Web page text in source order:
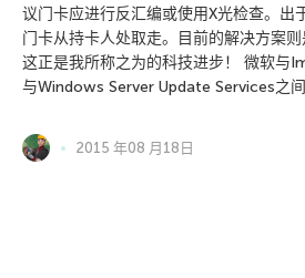
议门卡应进行反汇编或使用X光检查。出
门卡从持卡人处取走。目前的解决方案则
这正是我所称之为的科技进步！ 微软与
与Windows Server Update Services之间
2015 年08 月18日